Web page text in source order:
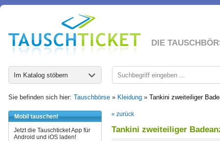
DIE
Im Katalog stöbern
Sie befinden sich hier: Tauschbörse » Kleidung » Tankini zweiteiliger
Mobil tauschen!
Jetzt die Tauschticket App für
Android und iOS laden!
« zurück
Tankini zweiteiliger